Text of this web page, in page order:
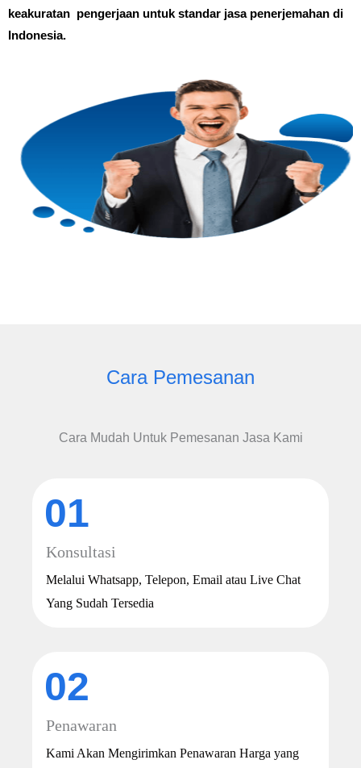
keakuratan pengerjaan untuk standar jasa penerjemahan di
Indonesia.
Cara Pemesanan
Cara Mudah Untuk Pemesanan Jasa Kami
01
Konsultasi
Melalui Whatsapp, Telepon, Email atau Live Chat
Yang Sudah Tersedia
02
Penawaran
Kami Akan Mengirimkan Penawaran Harga yang